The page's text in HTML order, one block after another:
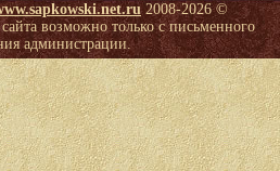
2008-2026 ©
возможно только с письменного
администрации.